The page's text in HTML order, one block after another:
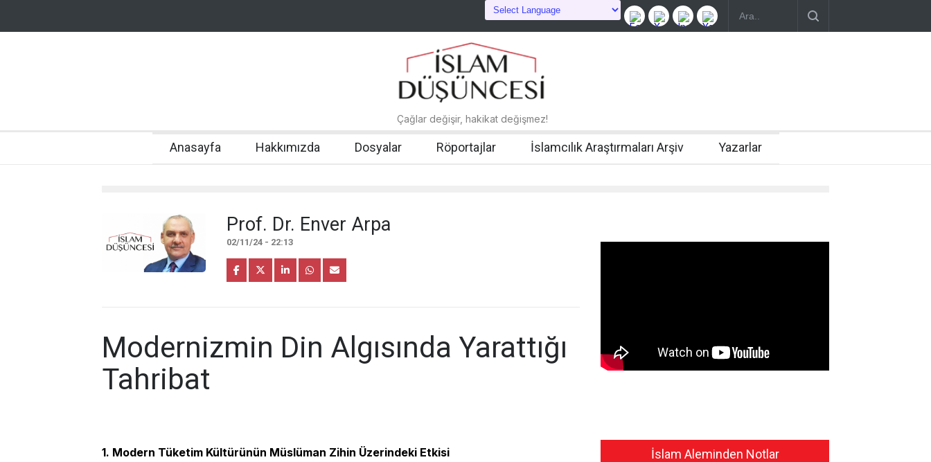
Çağlar değişir, hakikat değişmez!
Anasayfa Hakkımızda Dosyalar Röportajlar İslamcılık Araştırmaları Arşiv Yazarlar
Prof. Dr. Enver Arpa
02/11/24 - 22:13
Modernizmin Din Algısında Yarattığı
Tahribat
1. Modern Tüketim Kültürünün Müslüman Zihin Üzerindeki Etkisi İslam Aleminden Notlar